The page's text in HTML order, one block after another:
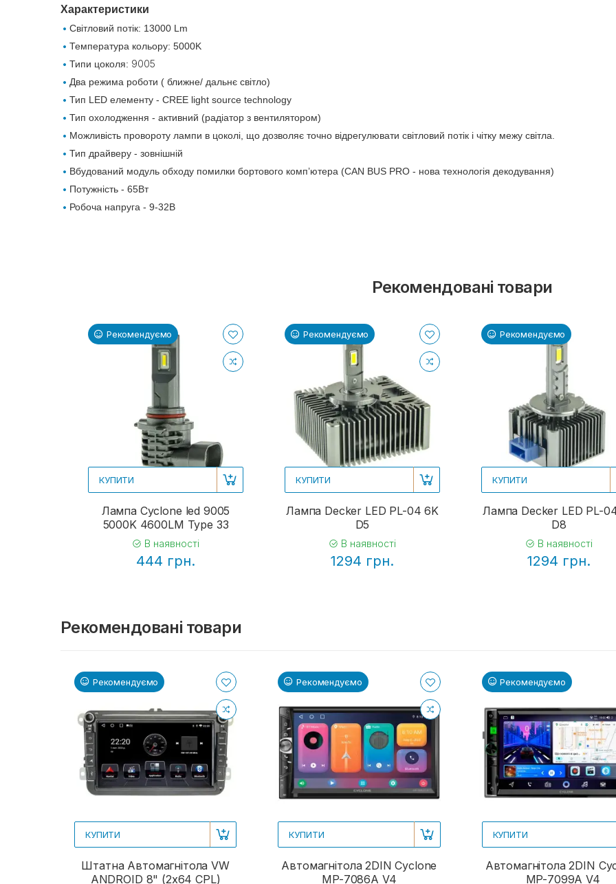
Характеристики
Світловий потік: 13000 Lm
Температура кольору: 5000K
Типи цоколя: 9005
Два режима роботи ( ближне/ дальнє світло)
Тип LED елементу - CREE light source technology
Тип охолодження - активний (радіатор з вентилятором)
Можливість провороту лампи в цоколі, що дозволяє точно відрегулювати світловий потік і чітку межу світла.
Тип драйверу - зовнішній
Вбудований модуль обходу помилки бортового комп’ютера (CAN BUS PRO - нова технологія декодування)
Потужність - 65Вт
Робоча напруга - 9-32В
Рекомендовані товари
Рекомендуємо
КУПИТИ
Лампа Cyclone led 9005
5000K 4600LM Type 33
В наявності
444 грн.
Рекомендуємо
КУПИТИ
Лампа Decker LED PL-04 6K
D5
В наявності
1294 грн.
Рекомендуємо
КУПИТИ
Лампа Decker LED PL-
D8
В наявності
1294 грн.
Рекомендовані товари
Рекомендуємо
КУПИТИ
Штатна Автомагнітола VW
ANDROID 8" (2x64 CPL)
Рекомендуємо
КУПИТИ
Автомагнітола 2DIN Cyclone
MP-7086A V4
Рекомендуємо
КУПИТИ
Автомагнітола 2DIN
MP-7099A V4